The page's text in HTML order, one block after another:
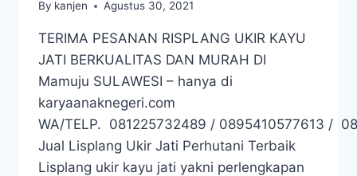
By kanjen Agustus 30, 2021
TERIMA PESANAN RISPLANG UKIR KAYU
JATI BERKUALITAS DAN MURAH DI
Mamuju SULAWESI – hanya di
karyaanaknegeri.com
WA/TELP. 081225732489 / 0895410577613 /
Jual Lisplang Ukir Jati Perhutani Terbaik
Lisplang ukir kayu jati yakni perlengkapan